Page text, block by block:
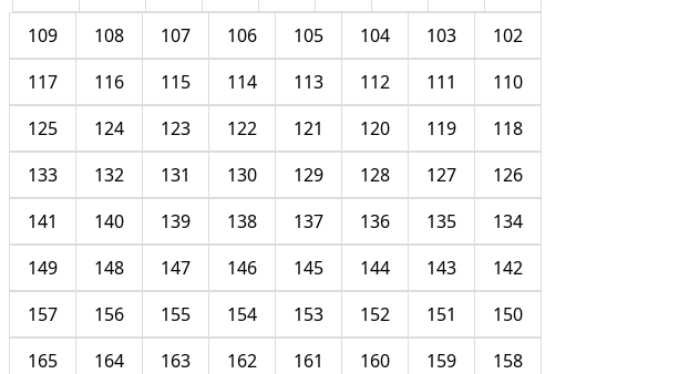
102
103
104
105
106
107
108
109
110
111
112
113
114
115
116
117
118
119
120
121
122
123
124
125
126
127
128
129
130
131
132
133
134
135
136
137
138
139
140
141
142
143
144
145
146
147
148
149
150
151
152
153
154
155
156
157
158
159
160
161
162
163
164
165